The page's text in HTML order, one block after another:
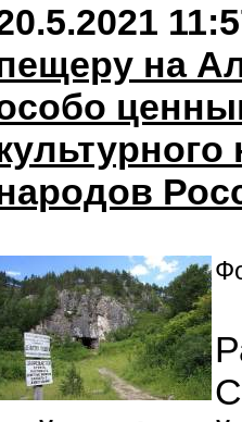
на